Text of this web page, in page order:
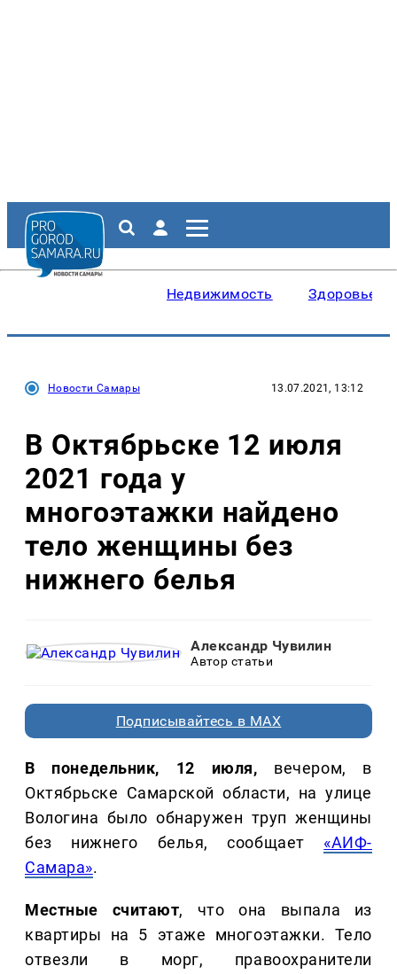
Недвижимость Здоровье
Новости Самары 13.07.2021, 13:12
В Октябрьске 12 июля
2021 года у
многоэтажки найдено
тело женщины без
нижнего белья
Александр Чувилин
Автор статьи
Подписывайтесь в MAX
В понедельник, 12 июля, вечером, в
Октябрьске Самарской области, на улице
Вологина было обнаружен труп женщины
без нижнего белья, сообщает «АИФ-
Самара».
Местные считают, что она выпала из
квартиры на 5 этаже многоэтажки. Тело
отвезли в морг, правоохранители